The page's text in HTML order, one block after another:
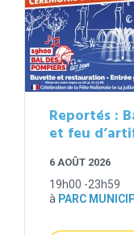
Reportés :
et feu
6 AOÛT 2026
19h00 -23h59
à PARC